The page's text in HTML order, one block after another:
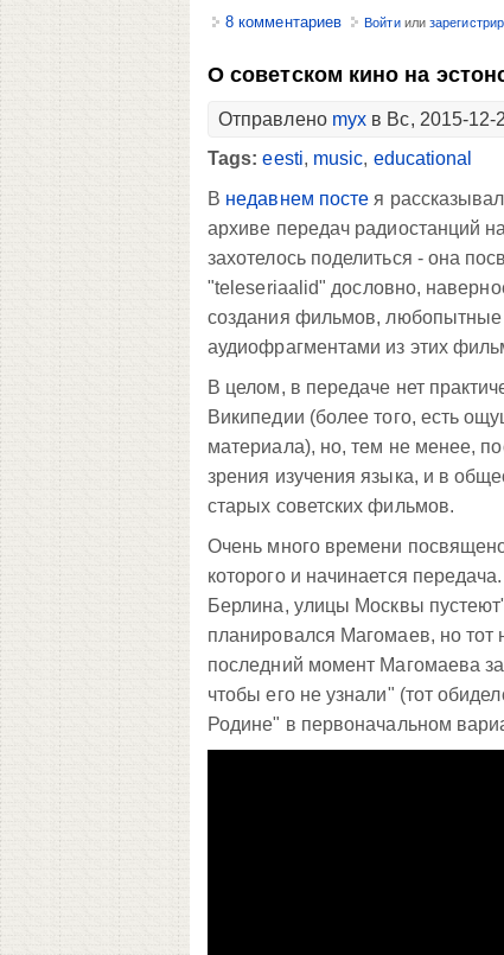
8 комментариев Войтиили
О советском кино на
Отправлено myx в Вс, 2015-12-
Tags:eesti, music, educational
В недавнем посте я
архиве передач радиостанций
захотелось поделиться - она
"teleseriaalid" дословно,
создания фильмов, любопытные
аудиофрагментами из этих
В целом, в передаче нет
Википедии (более того, есть
материала), но, тем не менее,
зрения изучения языка, и в
старых советских фильмов.
Очень много времени
которого и начинается
Берлина, улицы Москвы
планировался Магомаев, но
последний момент Магомаева
чтобы его не узнали" (тот
Родине" в первоначальном